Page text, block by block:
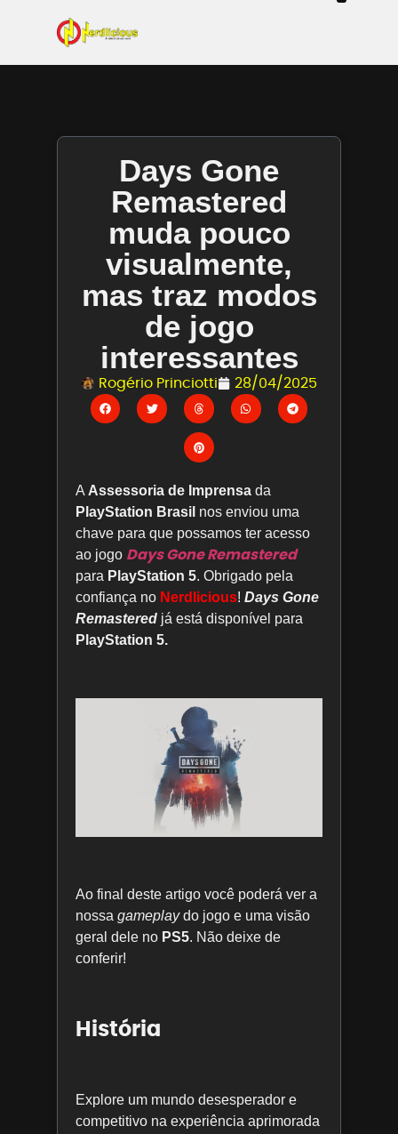
Days Gone
Remastered
muda pouco
visualmente,
mas traz modos
de jogo
interessantes
Rogério Princiotti 28/04/2025
A Assessoria de Imprensa da
PlayStation Brasil nos enviou uma
chave para que possamos ter acesso
ao jogo Days Gone Remastered
para PlayStation 5. Obrigado pela
confiança no Nerdlicious! Days Gone
Remastered já está disponível para
PlayStation 5.
Ao final deste artigo você poderá ver a
nossa gameplaydo jogo e uma visão
geral dele no PS5. Não deixe de
conferir!
História
Explore um mundo desesperador e
competitivo na experiência aprimorada